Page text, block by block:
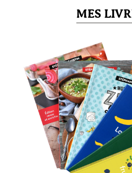
MES